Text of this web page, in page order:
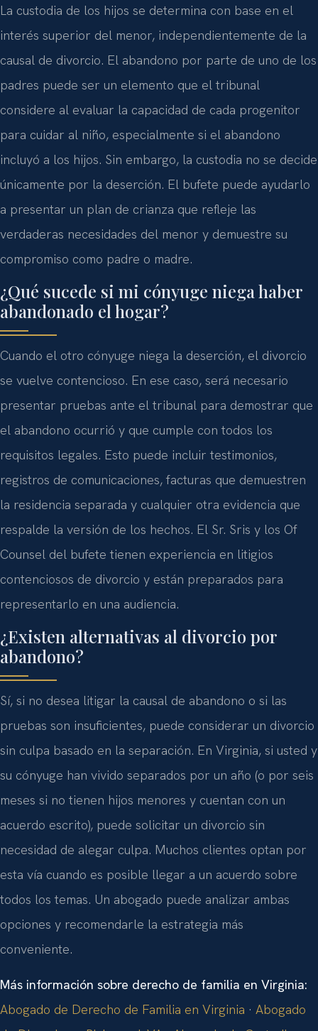
La custodia de los hijos se determina con base en el
interés superior del menor, independientemente de la
causal de divorcio. El abandono por parte de uno de los
padres puede ser un elemento que el tribunal
considere al evaluar la capacidad de cada progenitor
para cuidar al niño, especialmente si el abandono
incluyó a los hijos. Sin embargo, la custodia no se decide
únicamente por la deserción. El bufete puede ayudarlo
a presentar un plan de crianza que refleje las
verdaderas necesidades del menor y demuestre su
compromiso como padre o madre.
¿Qué sucede si mi cónyuge niega haber
abandonado el hogar?
Cuando el otro cónyuge niega la deserción, el divorcio
se vuelve contencioso. En ese caso, será necesario
presentar pruebas ante el tribunal para demostrar que
el abandono ocurrió y que cumple con todos los
requisitos legales. Esto puede incluir testimonios,
registros de comunicaciones, facturas que demuestren
la residencia separada y cualquier otra evidencia que
respalde la versión de los hechos. El Sr. Sris y los Of
Counsel del bufete tienen experiencia en litigios
contenciosos de divorcio y están preparados para
representarlo en una audiencia.
¿Existen alternativas al divorcio por
abandono?
Sí, si no desea litigar la causal de abandono o si las
pruebas son insuficientes, puede considerar un divorcio
sin culpa basado en la separación. En Virginia, si usted y
su cónyuge han vivido separados por un año (o por seis
meses si no tienen hijos menores y cuentan con un
acuerdo escrito), puede solicitar un divorcio sin
necesidad de alegar culpa. Muchos clientes optan por
esta vía cuando es posible llegar a un acuerdo sobre
todos los temas. Un abogado puede analizar ambas
opciones y recomendarle la estrategia más
conveniente.
Más información sobre derecho de familia en Virginia:
Abogado de Derecho de Familia en Virginia · Abogado